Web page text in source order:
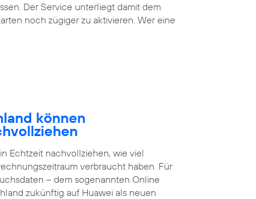
Der Service unterliegt damit dem
noch zügiger zu aktivieren. Wer eine
können
Echtzeit nachvollziehen, wie viel
verbraucht haben. Für
– dem sogenannten Online
zukünftig auf Huawei als neuen